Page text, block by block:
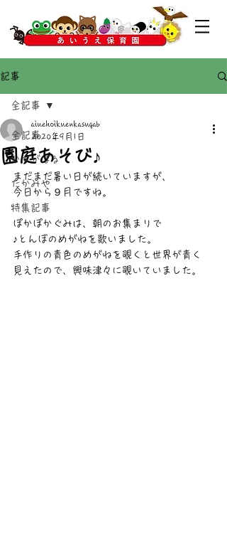
記事
全記事
かすがばる
たかみや
特集記事
全記事
園庭あそび♪
aiuehoikuenkasugab
2020年9月1日
まだまだ暑い日が続いていますが、
今日から９月ですね。
ぽかぽかぐみは、朝のお集まりで
♪とんぼのめがねを歌いました。
手作りの青色のめがねを覗くと世界が青く
見えたので、興味津々に覗いていました。